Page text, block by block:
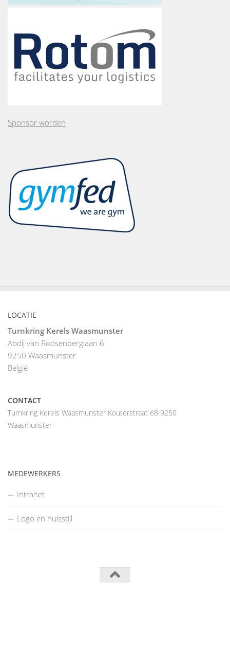
Sponsor worden
LOCATIE
Turnkring Kerels Waasmunster
Abdij van Roosenberglaan 6
9250 Waasmunster
België
CONTACT
Turnkring Kerels Waasmunster Kouterstraat 68 9250
Waasmunster
MEDEWERKERS
Intranet
Logo en huisstijl